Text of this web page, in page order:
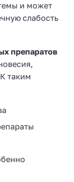
и может
слабость
препаратов
таким